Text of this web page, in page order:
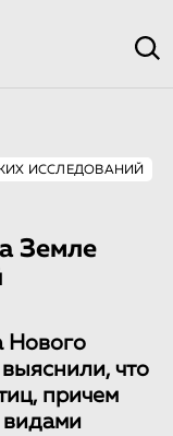
ИССЛЕДОВАНИЙ
Земле
Нового
что
причем